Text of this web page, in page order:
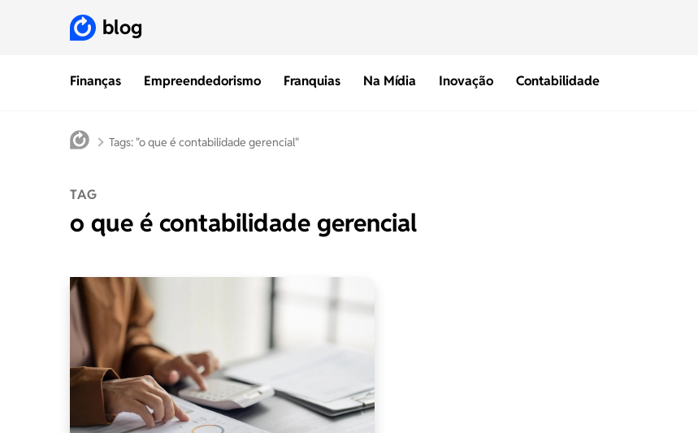
Finanças Empreendedorismo Franquias Na Mídia Inovação Contabilidade
blog
Tags: "o que é contabilidade gerencial"
TAG
o que é contabilidade gerencial